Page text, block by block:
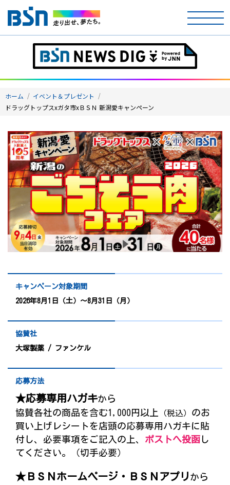
ホーム
テレビ
ラジオ
アナウンサー
イベント
ニュース
天気
プレゼント
コンテンツ・アプリ
キッズ
Well-being 防災・減災
ショッピング
会社概要・ビジョン
ホーム
イベント＆プレゼント
ドラッグトップスxガタ市xＢＳＮ 新潟愛キャンペーン
キャンペーン対象期間
2026年8月1日（土）～8月31日（月）
協賛社
大塚製薬 / ファンケル
応募方法
★応募専用ハガキから
協賛各社の商品を含む1,000円以上
（税込） のお
買い上げレシートを店頭の応募専用ハガキに貼
付し、必要事項をご記入の上、 ポストへ投函し
てください。（切手必要）
★ＢＳＮホームページ・ＢＳＮアプリ から